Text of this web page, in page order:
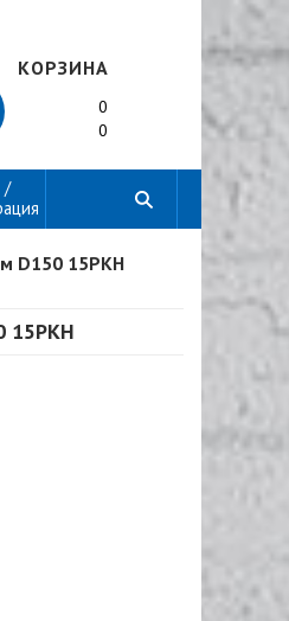
КОРЗИНА
0
0
/
D150 15РКН
15РКН